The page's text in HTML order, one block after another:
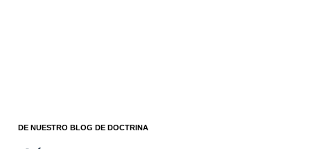
DE NUESTRO BLOG DE DOCTRINA